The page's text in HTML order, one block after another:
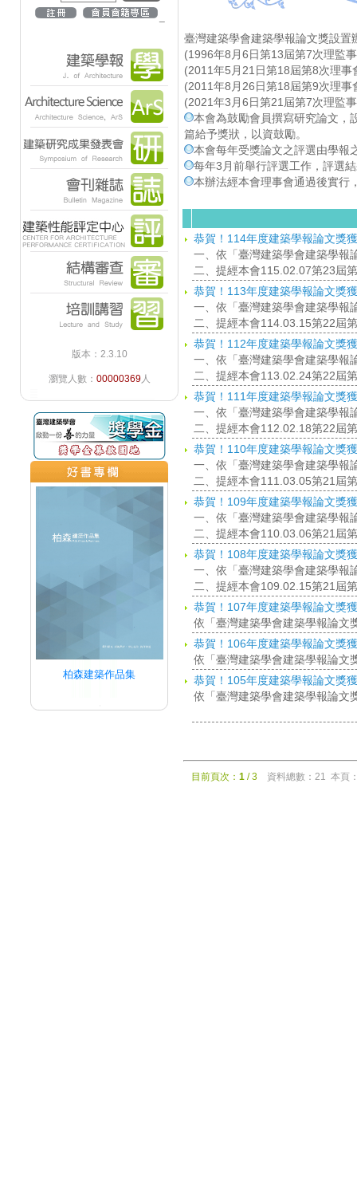
版本：2.3.10
瀏覽人數： 00000369人
柏森建築作品集
臺灣建築學會建築學報論文獎設置
(1996年8月6日第13屆第7次理監
(2011年5月21日第18屆第8次理
(2011年8月26日第18屆第9次理
(2021年3月6日第21屆第7次理監
本會為鼓勵會員撰寫研究論文，
篇給予獎狀，以資鼓勵。
本會每年受獎論文之評選由學報
每年3月前舉行評選工作，評選
本辦法經本會理事會通過後實行
恭賀！114年度建築學報論文獎
一、依「臺灣建築學會建築學報
二、提經本會115.02.07第23屆
恭賀！113年度建築學報論文獎
一、依「臺灣建築學會建築學報
二、提經本會114.03.15第22屆
恭賀！112年度建築學報論文獎
一、依「臺灣建築學會建築學報
二、提經本會113.02.24第22屆
恭賀！111年度建築學報論文獎
一、依「臺灣建築學會建築學報
二、提經本會112.02.18第22屆
恭賀！110年度建築學報論文獎
一、依「臺灣建築學會建築學報
二、提經本會111.03.05第21屆
恭賀！109年度建築學報論文獎
一、依「臺灣建築學會建築學報
二、提經本會110.03.06第21屆
恭賀！108年度建築學報論文獎
一、依「臺灣建築學會建築學報
二、提經本會109.02.15第21屆
恭賀！107年度建築學報論文獎
依「臺灣建築學會建築學報論文
恭賀！106年度建築學報論文獎
依「臺灣建築學會建築學報論文
恭賀！105年度建築學報論文獎
依「臺灣建築學會建築學報論文
目前頁次： 1 / 3 資料總數：21 本頁